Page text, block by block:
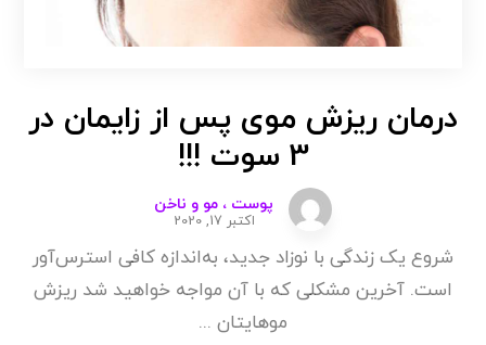
درمان ریزش موی پس از زایمان در
3 سوت !!!
پوست ، مو و ناخن
اکتبر 17, 2020
شروع یک زندگی با نوزاد جدید، به‌اندازه کافی استرس‌آور
است. آخرین مشکلی که با آن مواجه خواهید شد ریزش
موهایتان ...